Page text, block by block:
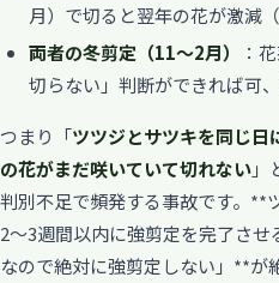
月）で切ると翌年の花が激減
両者の冬剪定（11〜2月）
：
切らない」判断ができれば可
つまり「ツツジとサツキを同じ日
の花がまだ咲いていて切れない」
判別不足で頻発する事故です。**
2〜3週間以内に強剪定を完了さ
なので絶対に強剪定しない」**が